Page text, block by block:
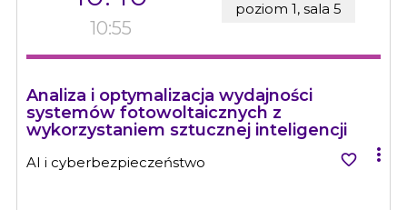
10:55
poziom 1, sala 5
Analiza i optymalizacja wydajności
systemów fotowoltaicznych z
wykorzystaniem sztucznej inteligencji
AI i cyberbezpieczeństwo  